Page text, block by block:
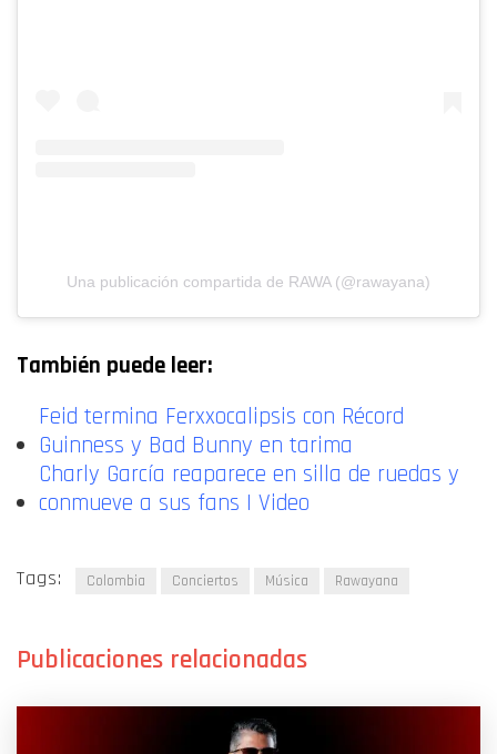
Una publicación compartida de RAWA (@rawayana)
También puede leer:
Feid termina Ferxxocalipsis con Récord
Guinness y Bad Bunny en tarima
Charly García reaparece en silla de ruedas y
conmueve a sus fans | Video
Tags: Colombia Conciertos Música Rawayana